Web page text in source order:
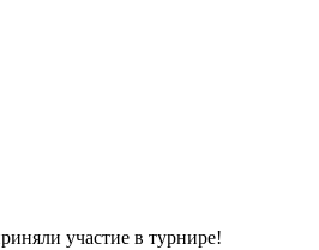
участие в турнире!